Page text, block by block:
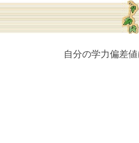
自分の学力偏差